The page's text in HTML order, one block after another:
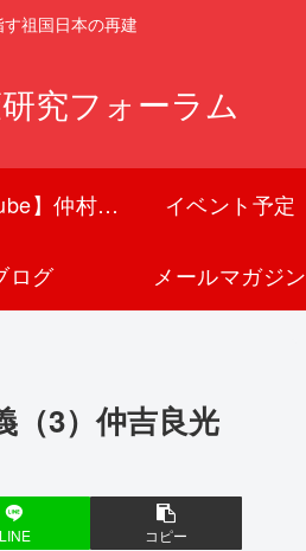
祖国日本の再建
究フォーラム
【You Tube】仲村覚チャンネル イベント予定
ログ メールマガジン
（3）仲吉良光
LINE コピー